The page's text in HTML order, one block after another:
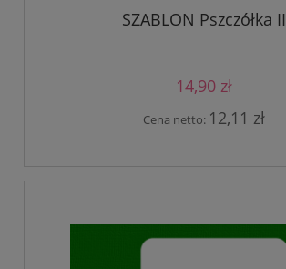
SZABLON Pszczółka II
14,90 zł
Cena netto: 12,11 zł